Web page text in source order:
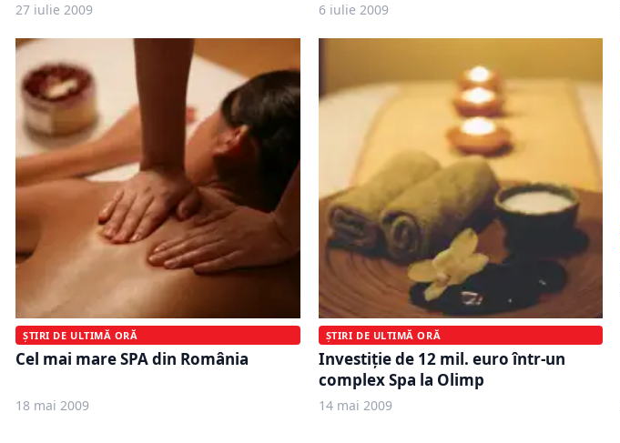
27 iulie 2009 6 iulie 2009
ȘTIRI DE ULTIMĂ ORĂ
Cel mai mare SPA din România
18 mai 2009
ȘTIRI DE ULTIMĂ ORĂ
Investiţie de 12 mil. euro într-un
complex Spa la Olimp
14 mai 2009